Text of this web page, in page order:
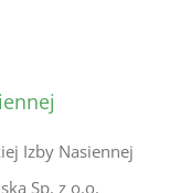
Izby Nasiennej
Sp. z o.o.